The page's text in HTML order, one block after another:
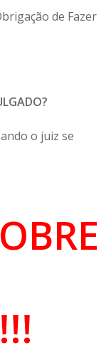
de Fazer
o juiz se